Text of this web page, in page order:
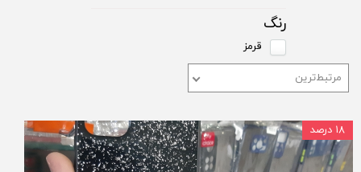
رنگ
قرمز
مرتبط‌ترین
۱۸ درصد